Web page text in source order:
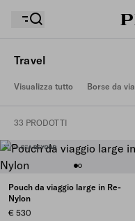
Il
Il tuo
Accedi o crea
La tua Wishlist
Travel
Visualizza tutto Borse da
33 PRODOTTI
Pouch da viaggio large in Re-
Nylon
€ 530